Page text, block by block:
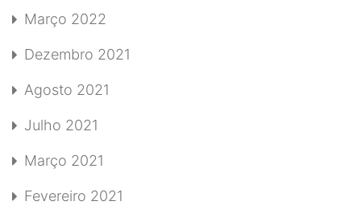
Março 2022
Dezembro 2021
Agosto 2021
Julho 2021
Março 2021
Fevereiro 2021